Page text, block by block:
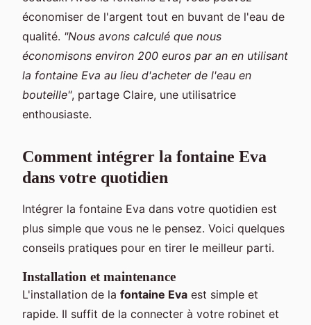
économiser de l'argent tout en buvant de l'eau de
qualité. "Nous avons calculé que nous
économisons environ 200 euros par an en utilisant
la fontaine Eva au lieu d'acheter de l'eau en
bouteille", partage Claire, une utilisatrice
enthousiaste.
Comment intégrer la fontaine Eva
dans votre quotidien
Intégrer la fontaine Eva dans votre quotidien est
plus simple que vous ne le pensez. Voici quelques
conseils pratiques pour en tirer le meilleur parti.
Installation et maintenance
L'installation de la fontaine Eva est simple et
rapide. Il suffit de la connecter à votre robinet et